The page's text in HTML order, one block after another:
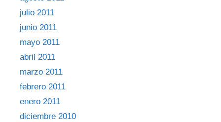
julio 2011
junio 2011
mayo 2011
abril 2011
marzo 2011
febrero 2011
enero 2011
diciembre 2010